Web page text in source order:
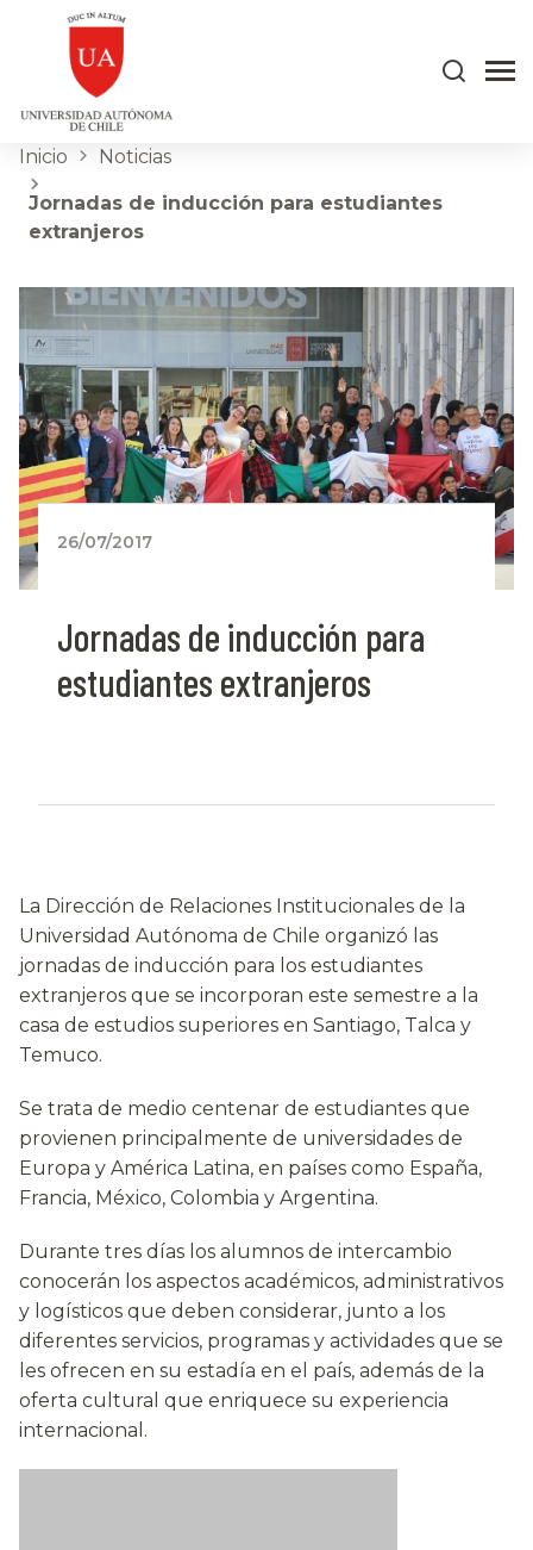
Inicio Noticias
Jornadas de inducción para estudiantes
extranjeros
26/07/2017
Jornadas de inducción para
estudiantes extranjeros
La Dirección de Relaciones Institucionales de la
Universidad Autónoma de Chile organizó las
jornadas de inducción para los estudiantes
extranjeros que se incorporan este semestre a la
casa de estudios superiores en Santiago, Talca y
Temuco.
Se trata de medio centenar de estudiantes que
provienen principalmente de universidades de
Europa y América Latina, en países como España,
Francia, México, Colombia y Argentina.
Durante tres días los alumnos de intercambio
conocerán los aspectos académicos, administrativos
y logísticos que deben considerar, junto a los
diferentes servicios, programas y actividades que se
les ofrecen en su estadía en el país, además de la
oferta cultural que enriquece su experiencia
internacional.